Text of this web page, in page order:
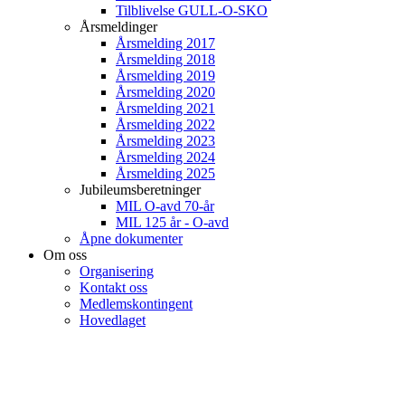
Tilblivelse GULL-O-SKO
Årsmeldinger
Årsmelding 2017
Årsmelding 2018
Årsmelding 2019
Årsmelding 2020
Årsmelding 2021
Årsmelding 2022
Årsmelding 2023
Årsmelding 2024
Årsmelding 2025
Jubileumsberetninger
MIL O-avd 70-år
MIL 125 år - O-avd
Åpne dokumenter
Om oss
Organisering
Kontakt oss
Medlemskontingent
Hovedlaget